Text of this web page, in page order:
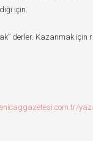
için.
derler. Kazanmak için